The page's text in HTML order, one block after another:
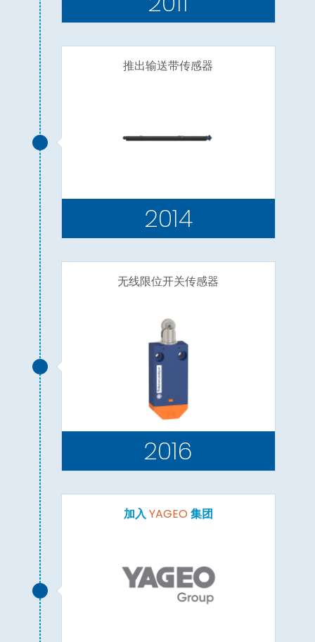
推出输送带传感器
2014
无线限位开关传感器
2016
加入YAGEO 集团